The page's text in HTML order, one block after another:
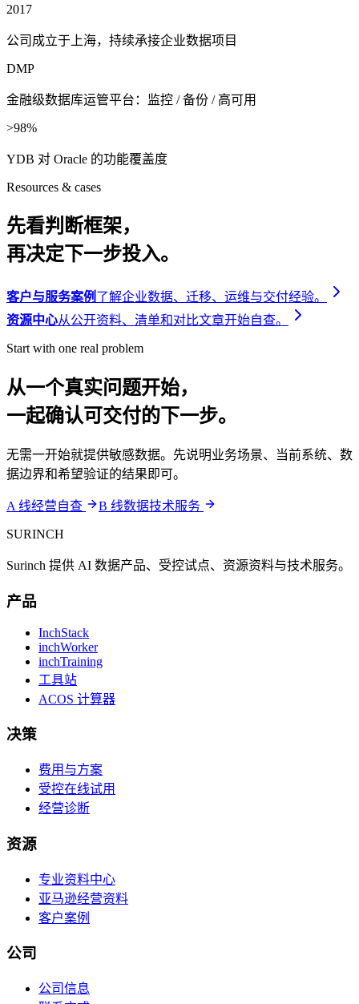
2017
公司成立于上海，持续承接企业数据项目
DMP
金融级数据库运管平台：监控 / 备份 / 高可用
>98%
YDB 对 Oracle 的功能覆盖度
Resources & cases
先看判断框架，
再决定下一步投入。
客户与服务案例 了解企业数据、迁移、运维与交付经验。
资源中心从公开资料、清单和对比文章开始自查。
Start with one real problem
从一个真实问题开始，
一起确认可交付的下一步。
无需一开始就提供敏感数据。先说明业务场景、当前系统、数
据边界和希望验证的结果即可。
A 线经营自查 B 线数据技术服务
SURINCH
Surinch 提供 AI 数据产品、受控试点、资源资料与技术服务。
产品
InchStack
inchWorker
inchTraining
工具站
ACOS 计算器
决策
费用与方案
受控在线试用
经营诊断
资源
专业资料中心
亚马逊经营资料
客户案例
公司
公司信息